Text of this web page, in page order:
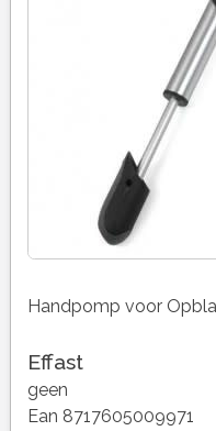
Handpomp voor
Effast
geen
Ean 8717605009971